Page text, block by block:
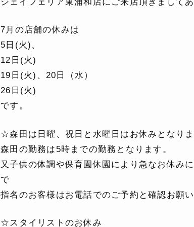
7月の店舗の休みは
5日(火)、
12日(火)
19日(火)、20日（水）
26日(火)
です。
☆森田は日曜、祝日と水曜日はお休みとなりま
森田の勤務は5時までの勤務となります。
又子供の体調や保育園休園により急なお休み
で
指名のお客様はお電話でのご予約と確認お願い
☆スタイリストのお休み